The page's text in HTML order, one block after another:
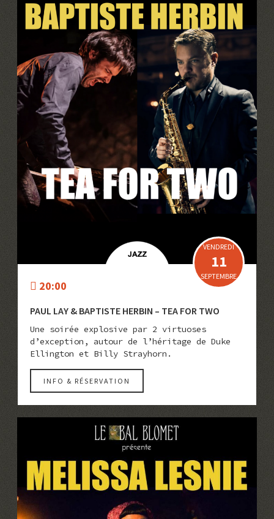
VENDREDI
11
SEPTEMBRE
20:00
PAUL LAY & BAPTISTE HERBIN – TEA FOR TWO
Une soirée explosive par 2 virtuoses
d’exception, autour de l’héritage de Duke
Ellington et Billy Strayhorn.
INFO & RÉSERVATION